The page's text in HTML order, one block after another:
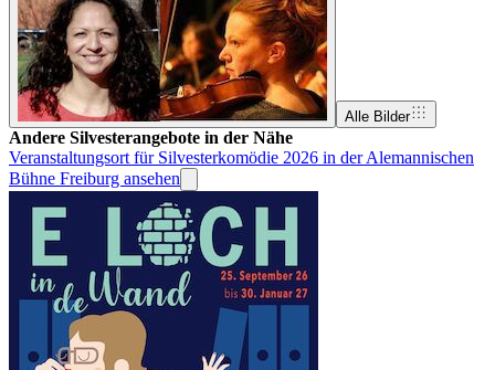
Alle Bilder
Andere Silvesterangebote in der Nähe
Veranstaltungsort für Silvesterkomödie 2026 in der Alemannischen
Bühne Freiburg ansehen